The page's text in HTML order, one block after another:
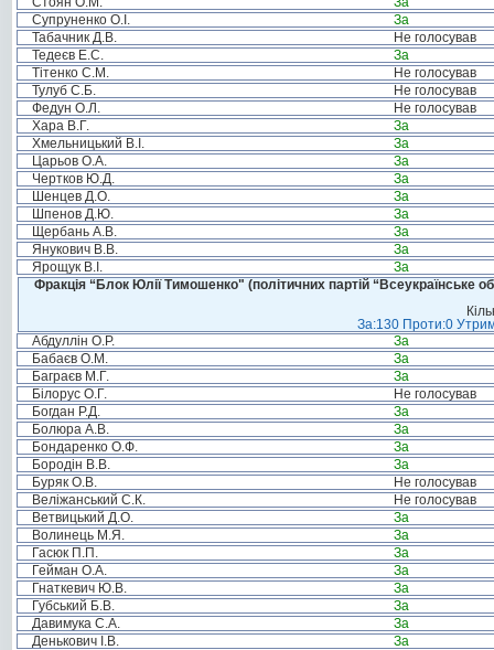
Супруненко О.І.
За
Табачник Д.В.
Не голосував
Тедеєв Е.С.
За
Тітенко С.М.
Не голосував
Тулуб С.Б.
Не голосував
Федун О.Л.
Не голосував
Хара В.Г.
За
Хмельницький В.І.
За
Царьов О.А.
За
Чертков Ю.Д.
За
Шенцев Д.О.
За
Шпенов Д.Ю.
За
Щербань А.В.
За
Янукович В.В.
За
Ярощук В.І.
За
Фракція “Блок Юлії Тимошенко" (політичних партій “Всеукраїнське
За:130 Проти:0
Абдуллін О.Р.
За
Бабаєв О.М.
За
Баграєв М.Г.
За
Білорус О.Г.
Не голосував
Богдан Р.Д.
За
Болюра А.В.
За
Бондаренко О.Ф.
За
Бородін В.В.
За
Буряк О.В.
Не голосував
Веліжанський С.К.
Не голосував
Ветвицький Д.О.
За
Волинець М.Я.
За
Гасюк П.П.
За
Гейман О.А.
За
Гнаткевич Ю.В.
За
Губський Б.В.
За
Давимука С.А.
За
Денькович І.В.
За